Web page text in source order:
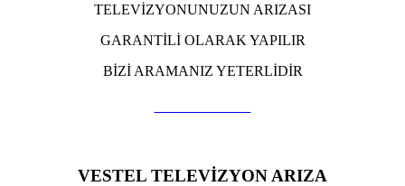
TELEVİZYONUNUZUN ARIZASI
GARANTİLİ OLARAK YAPILIR
BİZİ ARAMANIZ YETERLİDİR
VESTEL TELEVİZYON ARIZA